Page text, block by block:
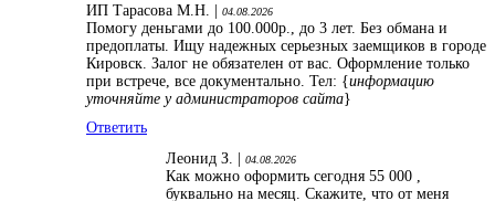
ИП Тарасова М.Н. | 04.08.2026
Помогу деньгами до 100.000р., до 3 лет. Без обмана и
предоплаты. Ищу надежных серьезных заемщиков в городе
Кировск. Залог не обязателен от вас. Оформление только
при встрече, все документально. Тел: {информацию
уточняйте у администраторов сайта}
Ответить
Леонид З. |
04.08.2026
Как можно оформить сегодня 55 000 ,
буквально на месяц. Скажите, что от меня